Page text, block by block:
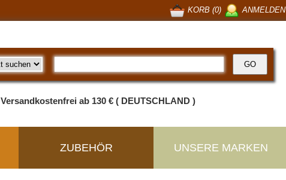
ANMELDEN
KORB (0)
Versandkostenfrei ab 130 € ( DEUTSCHLAND )
ZUBEHÖR UNSERE MARKEN